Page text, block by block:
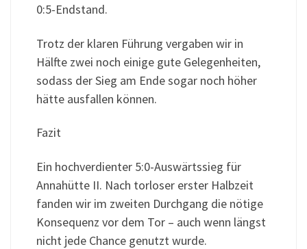
0:5-Endstand.
Trotz der klaren Führung vergaben wir in
Hälfte zwei noch einige gute Gelegenheiten,
sodass der Sieg am Ende sogar noch höher
hätte ausfallen können.
Fazit
Ein hochverdienter 5:0-Auswärtssieg für
Annahütte II. Nach torloser erster Halbzeit
fanden wir im zweiten Durchgang die nötige
Konsequenz vor dem Tor – auch wenn längst
nicht jede Chance genutzt wurde.